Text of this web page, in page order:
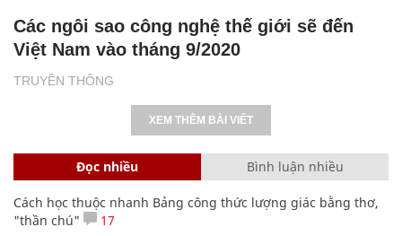
TRUYỀN THÔNG
Các ngôi sao công nghệ thế giới sẽ đến
Việt Nam vào tháng 9/2020
XEM THÊM BÀI VIẾT
Đọc nhiều Bình luận nhiều
Cách học thuộc nhanh Bảng công thức lượng giác bằng thơ,
"thần chú"
17